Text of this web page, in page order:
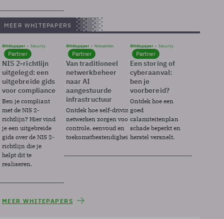
MEER WHITEPAPERS
Whitepaper Security
Partner
NIS 2-richtlijn
uitgelegd: een
uitgebreide gids
voor compliance
Ben je compliant
met de NIS 2-
richtlijn? Hier vind
je een uitgebreide
gids over de NIS 2-
richtlijn die je
helpt dit te
realiseren.
Whitepaper Netwerken
Partner
Van traditioneel
netwerkbeheer
naar AI
aangestuurde
infrastructuur
Ontdek hoe self-driving
netwerken zorgen voor
controle, eenvoud en
toekomstbestendigheid.
Whitepaper Security
Partner
Een storing of
cyberaanval:
ben je
voorbereid?
Ontdek hoe een
goed
calamiteitenplan
schade beperkt en
herstel versnelt.
MEER WHITEPAPERS